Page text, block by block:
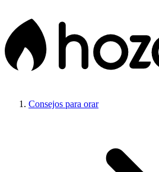
Consejos para orar